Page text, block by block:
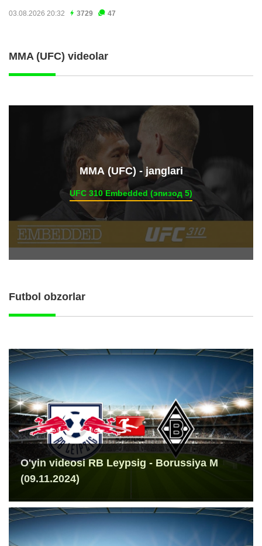
03.08.2026 20:32 3729 47
MMA (UFC) videolar
ММА (UFC) - janglari
UFC 310 Embedded (эпизод 5)
Futbol obzorlar
O'yin videosi RB Leypsig - Borussiya M
(09.11.2024)